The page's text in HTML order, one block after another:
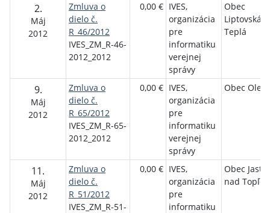
2.
Máj
2012
Zmluva o
dielo č.
R_46/2012
IVES_ZM_R-46-
2012_2012
0,00 € IVES,
organizácia
pre
informatiku
verejnej
správy
Obec
Liptovská
Teplá
9.
Máj
2012
Zmluva o
dielo č.
R_65/2012
IVES_ZM_R-65-
2012_2012
0,00 € IVES,
organizácia
pre
informatiku
verejnej
správy
Obec
11.
Máj
2012
Zmluva o
dielo č.
R_51/2012
IVES_ZM_R-51-
0,00 € IVES,
organizácia
pre
informatiku
Obec
nad Topľou